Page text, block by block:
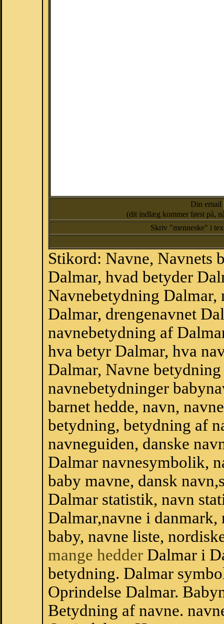
Din email
(dit indlæg kommer først på,
Skriv "menneske" i
Stikord: Navne, Navnets
Dalmar, hvad betyder
Navnebetydning Dalmar,
Dalmar, drengenavnet
navnebetydning af
hva betyr Dalmar, hva
Dalmar, Navne
navnebetydninger
barnet hedde, navn,
betydning, betydning af
navneguiden, danske
Dalmar navnesymbolik,
baby mavne, dansk
Dalmar statistik, navn
Dalmar,navne i
baby, navne liste,
mange hedder Dalmar i
betydning. Dalmar
Oprindelse Dalmar.
Betydning af navne.